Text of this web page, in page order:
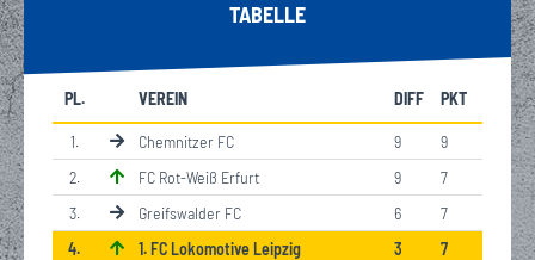
TABELLE
PL. VEREIN DIFF PKT
1. Chemnitzer FC 9
9
2. FC Rot-Weiß Erfurt 9
7
3. Greifswalder FC 6
7
4. 1. FC Lokomotive Leipzig 3
7